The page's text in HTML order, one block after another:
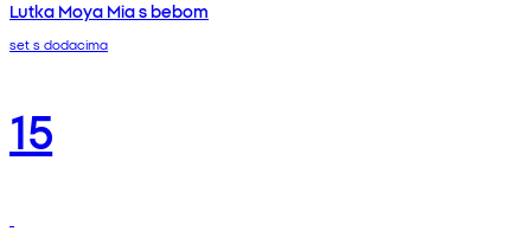
Lutka Moya Mia s bebom
set s dodacima
15